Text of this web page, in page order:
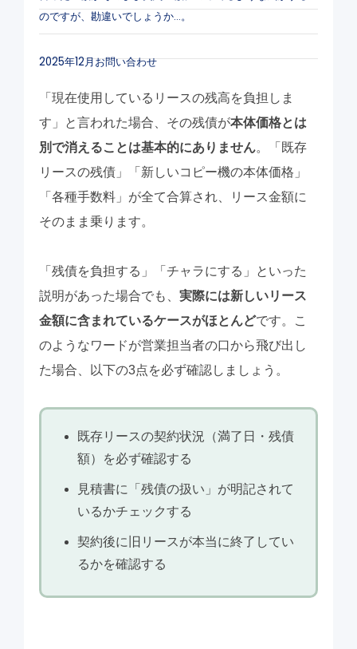
のですが、勘違いでしょうか…。
2025年12月お問い合わせ
「現在使用しているリースの残高を負担しま
す」と言われた場合、その残債が本体価格とは
別で消えることは基本的にありません。「既存
リースの残債」「新しいコピー機の本体価格」
「各種手数料」が全て合算され、リース金額に
そのまま乗ります。
「残債を負担する」「チャラにする」といった
説明があった場合でも、 実際には新しいリース
金額に含まれているケースがほとんどです。こ
のようなワードが営業担当者の口から飛び出し
た場合、以下の3点を必ず確認しましょう。
既存リースの契約状況（満了日・残債
額）を必ず確認する
見積書に「残債の扱い」が明記されて
いるかチェックする
契約後に旧リースが本当に終了してい
るかを確認する